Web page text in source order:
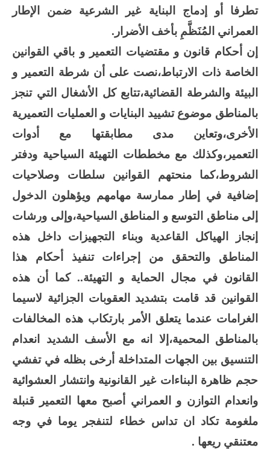
تطرفا أو إدماج البناية غير الشرعية ضمن الإطار
العمراني المُنَظَّمِ بأخف الأضرار .
إن أحكام قانون و مقتضيات التعمير و باقي القوانين
الخاصة ذات الارتباط،نصت على أن شرطة التعمير و
البيئة والشرطة القضائية،تتابع كل الأشغال التي تنجز
بالمناطق موضوع تشييد البنايات و العمليات التعميرية
الأخرى،وتعاين مدى مطابقتها مع أدوات
التعمير،وكذلك مع مخططات التهيئة السياحية ودفتر
الشروط،كما منحتهم القوانين سلطات وصلاحيات
إضافية في إطار ممارسة مهامهم ويؤهلون الدخول
إلى مناطق التوسع و المناطق السياحية،وإلى ورشات
إنجاز الهياكل القاعدية وبناء التجهيزات داخل هذه
المناطق والتحقق من إجراءات تنفيذ أحكام هذا
القانون في مجال الحماية و التهيئة..كما أن هذه
القوانين قد قامت بتشديد العقوبات الجزائية لاسيما
الغرامات عندما يتعلق الأمر بارتكاب هذه المخالفات
بالمناطق المحمية،إلا انه مع الأسف الشديد انعدام
التنسيق بين الجهات المتداخلة أرخى بظله في تفشي
حجم ظاهرة البناءات غير القانونية وانتشار العشوائية
وانعدام التوازن و العمراني أصبح معها التعمير قنبلة
ملغومة تكاد ان تداس خطاء لتنفجر يوما في وجه
معتنقي ريعها .